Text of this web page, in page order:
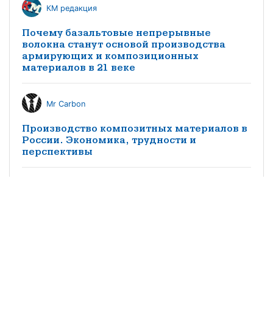
КМ редакция
Почему базальтовые непрерывные
волокна станут основой производства
армирующих и композиционных
материалов в 21 веке
Mr Carbon
Производство композитных материалов в
России. Экономика, трудности и
перспективы